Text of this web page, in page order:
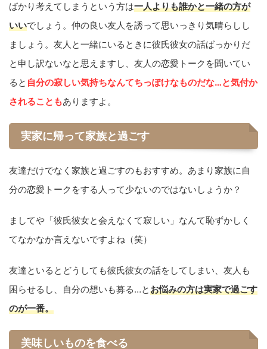
ばかり考えてしまうという方は一人よりも誰かと一緒の方が
いいでしょう。仲の良い友人を誘って思いっきり気晴らしし
ましょう。友人と一緒にいるときに彼氏彼女の話ばっかりだ
と申し訳ないなと思えますし、友人の恋愛トークを聞いてい
ると 自分の寂しい気持ちなんてちっぽけなものだな…と気付か
されることもありますよ。
実家に帰って家族と過ごす
友達だけでなく家族と過ごすのもおすすめ。あまり家族に自
分の恋愛トークをする人って少ないのではないしょうか？
ましてや「彼氏彼女と会えなくて寂しい」なんて恥ずかしく
てなかなか言えないですよね（笑）
友達といるとどうしても彼氏彼女の話をしてしまい、友人も
困らせるし、自分の想いも募る…とお悩みの方は実家で過ごす
のが一番。
美味しいものを食べる